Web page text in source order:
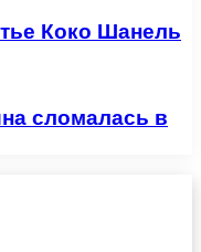
Коко Шанель
сломалась в